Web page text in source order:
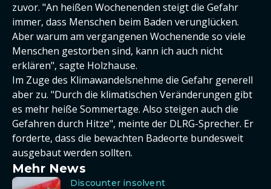
zuvor. "An heißen Wochenenden steigt die Gefahr
immer, dass Menschen beim Baden verunglücken.
Aber warum am vergangenen Wochenende so viele
Menschen gestorben sind, kann ich auch nicht
erklären", sagte Holzhause.
Im Zuge des Klimawandelsnehme die Gefahr generell
aber zu. "Durch die klimatischen Veränderungen gibt
es mehr heiße Sommertage. Also steigen auch die
Gefahren durch Hitze", meinte der DLRG-Sprecher. Er
forderte, dass die bewachten Badeorte bundesweit
ausgebaut werden sollten.
Mehr News
Discounter insolvent